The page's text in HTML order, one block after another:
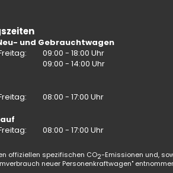
und Gebrauchtwagen
09:00 - 18:00 Uhr
09:00 - 14:00 Uhr
08:00 - 17:00 Uhr
08:00 - 17:00 Uhr
offiziellen spezifischen CO2-Emissionen und,
neuer Personenkraftwagen"